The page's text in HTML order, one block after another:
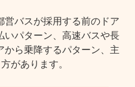
営バスが採用する前のドア
いパターン、高速バスや長
から乗降するパターン、主
があります。